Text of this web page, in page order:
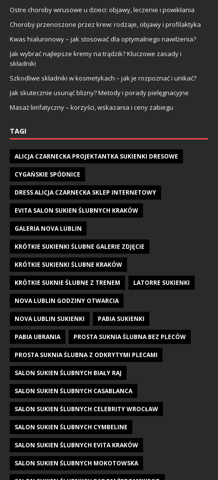
Ostre choroby wirusowe u dzieci: objawy, leczenie i powikłania
Choroby przenoszone przez krew: rodzaje, objawy i profilaktyka
Kwas hialuronowy – jak stosować dla optymalnego nawilżenia?
Jak wybrać najlepsze kremy na trądzik? Kluczowe zasady i
składniki
Szkodliwe składniki w kosmetykach – jak je rozpoznać i unikać?
Jak skutecznie usunąć blizny? Metody i porady pielęgnacyjne
Masaż limfatyczny – korzyści, wskazania i ceny zabiegu
TAGI
ALICJA CZARNECKA PROJEKTANTKA SUKIENKI DRESOWE
CYGAŃSKIE SPÓDNICE
DRESS ALICJA CZARNECKA SKLEP INTERNETOWY
EVITA SALON SUKIEN ŚLUBNYCH KRAKÓW
GALERIA NOVA LUBLIN
KRÓTKIE SUKIENKI ŚLUBNE GALERIE ZDJĘCIE
KRÓTKIE SUKIENKI ŚLUBNE KRAKÓW
KRÓTKIE SUKNIE ŚLUBNE Z TRENEM LATORRE SUKIENKI
NOVA LUBLIN GODZINY OTWARCIA
NOVA LUBLIN SUKIENKI PABIA SUKIENKI
PABIA UBRANIA PROSTA SUKNIA ŚLUBNA BEZ PLECÓW
PROSTA SUKNIA ŚLUBNA Z ODKRYTYMI PLECAMI
SALON SUKIEN ŚLUBNYCH BIAŁY RAJ
SALON SUKIEN ŚLUBNYCH CASABLANCA
SALON SUKIEN ŚLUBNYCH CELEBRITY WROCŁAW
SALON SUKIEN ŚLUBNYCH CYMBELINE
SALON SUKIEN ŚLUBNYCH EVITA KRAKÓW
SALON SUKIEN ŚLUBNYCH MOKOTOWSKA